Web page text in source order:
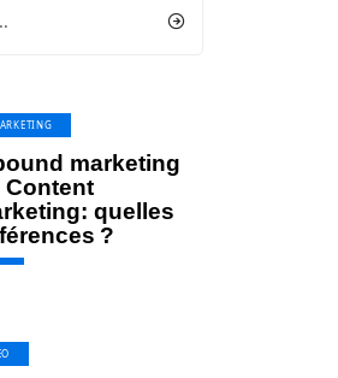
marketing
Content
quelles
?